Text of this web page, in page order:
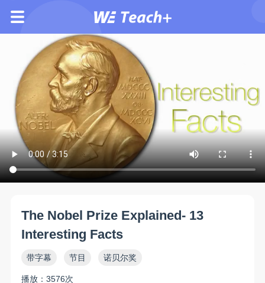
The Nobel Prize Explained- 13
Interesting Facts
带字幕 节目 诺贝尔奖
播放：3576次